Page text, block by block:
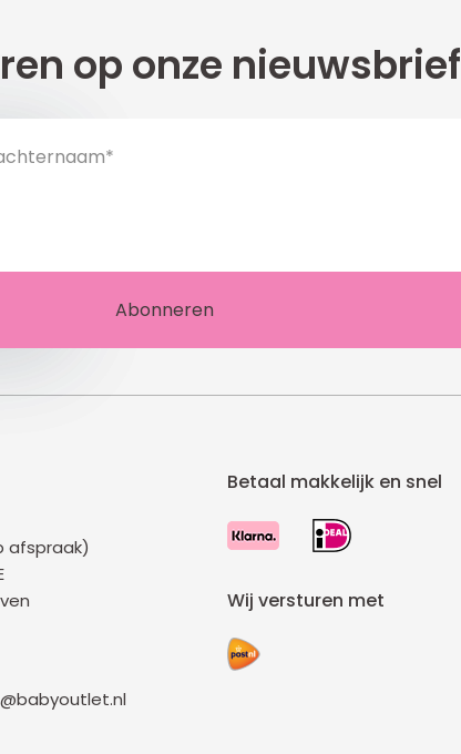
op onze nieuwsbrief
afspraak)
Betaal makkelijk en snel
Wij versturen met